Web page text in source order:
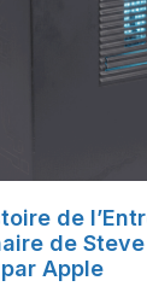
de
de
Apple